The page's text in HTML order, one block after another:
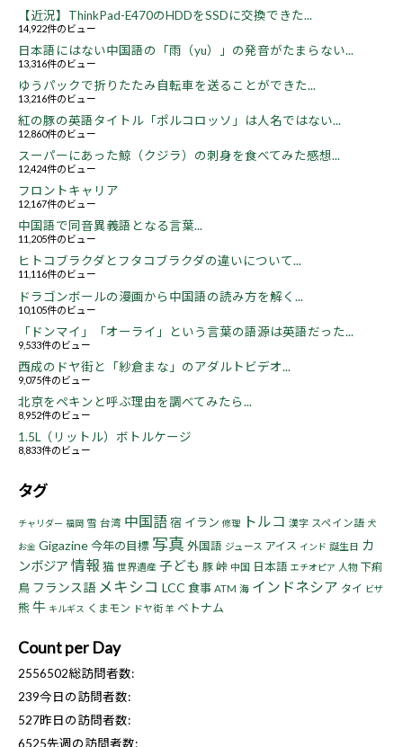
【近況】ThinkPad-E470のHDDをSSDに交換できた...
14,922件のビュー
日本語にはない中国語の「雨（yu）」の発音がたまらない...
13,316件のビュー
ゆうパックで折りたたみ自転車を送ることができた...
13,216件のビュー
紅の豚の英語タイトル「ポルコロッソ」は人名ではない...
12,860件のビュー
スーパーにあった鯨（クジラ）の刺身を食べてみた感想...
12,424件のビュー
フロントキャリア
12,167件のビュー
中国語で同音異義語となる言葉...
11,205件のビュー
ヒトコブラクダとフタコブラクダの違いについて...
11,116件のビュー
ドラゴンボールの漫画から中国語の読み方を解く...
10,105件のビュー
「ドンマイ」「オーライ」という言葉の語源は英語だった...
9,533件のビュー
西成のドヤ街と「紗倉まな」のアダルトビデオ...
9,075件のビュー
北京をペキンと呼ぶ理由を調べてみたら...
8,952件のビュー
1.5L（リットル）ボトルケージ
8,833件のビュー
タグ
チャリダー 福岡 雪 台湾 中国語宿 イラン 修理 トルコ 漢字 スペイン語 犬
お金 Gigazine今年の目標 写真 外国語 ジュース アイス インド 誕生日 カ
ンボジア 情報 猫 世界遺産 子ども 豚 峠 中国 日本語 エチオピア 人物 下痢
鳥 フランス語 メキシコ LCC 食事 ATM 海 インドネシア タイ ビザ
熊牛 キルギス くまモン ドヤ街 羊 ベトナム
Count per Day
2556502総訪問者数:
239今日の訪問者数:
527昨日の訪問者数:
6525先週の訪問者数: